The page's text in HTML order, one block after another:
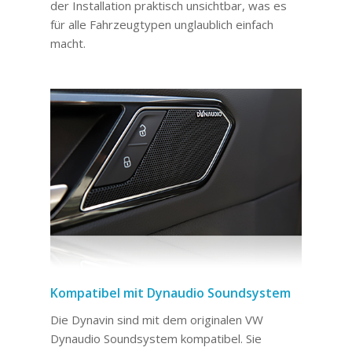
der Installation praktisch unsichtbar, was es
für alle Fahrzeugtypen unglaublich einfach
macht.
Kompatibel mit Dynaudio Soundsystem
Die Dynavin sind mit dem originalen VW
Dynaudio Soundsystem kompatibel. Sie